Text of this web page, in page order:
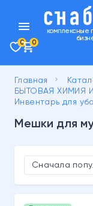
menu
комплексные
0 0
Главная keyboard_arrow_right
БЫТОВАЯ ХИМИЯ
Инвентарь для
Мешки для
Сначала